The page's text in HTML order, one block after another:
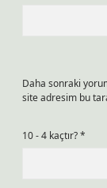
Daha sonraki
site adresim bu
10 - 4 kaçtır?*